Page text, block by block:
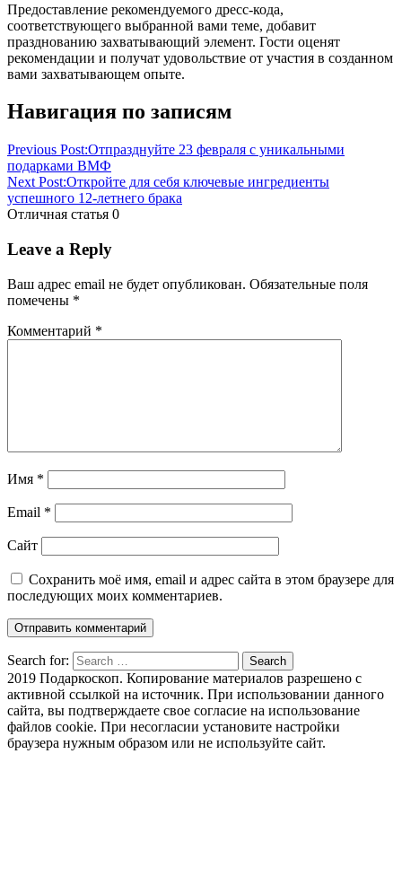
Предоставление рекомендуемого дресс-кода,
соответствующего выбранной вами теме, добавит
празднованию захватывающий элемент. Гости оценят
рекомендации и получат удовольствие от участия в созданном
вами захватывающем опыте.
Навигация по записям
Previous Post:Отпразднуйте 23 февраля с уникальными
подарками ВМФ
Next Post:Откройте для себя ключевые ингредиенты
успешного 12-летнего брака
Отличная статья 0
Leave a Reply
Ваш адрес email не будет опубликован. Обязательные поля
помечены *
Комментарий *
Имя *
Email *
Сайт
Сохранить моё имя, email и адрес сайта в этом браузере для
последующих моих комментариев.
Search for: Search
2019 Подаркоскоп. Копирование материалов разрешено с
активной ссылкой на источник. При использовании данного
сайта, вы подтверждаете свое согласие на использование
файлов cookie. При несогласии установите настройки
браузера нужным образом или не используйте сайт.